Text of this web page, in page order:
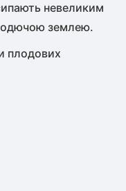
невеликим
землею.
плодових